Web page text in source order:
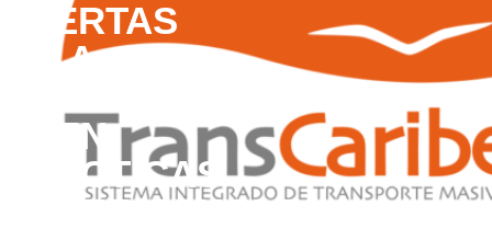
PUERTAS
A
EN
PRÁCTICAS
PROFESIONALES